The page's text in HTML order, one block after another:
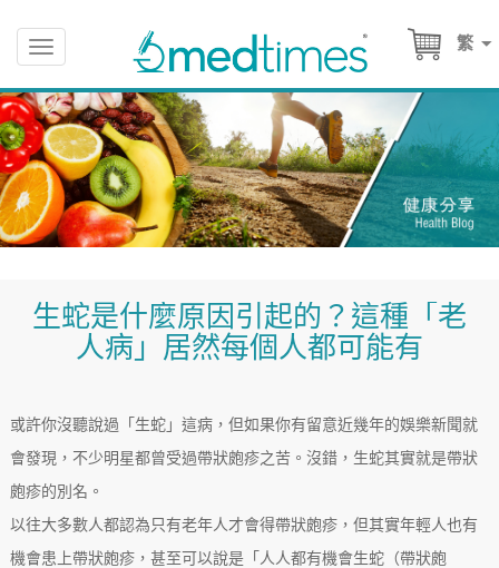
繁
Toggle
navigation
生蛇是什麼原因引起的？這種「老
人病」居然每個人都可能有
或許你沒聽說過「生蛇」這病，但如果你有留意近幾年的娛樂新聞就
會發現，不少明星都曾受過帶狀皰疹之苦。沒錯，生蛇其實就是帶狀
皰疹的別名。
以往大多數人都認為只有老年人才會得帶狀皰疹，但其實年輕人也有
機會患上帶狀皰疹，甚至可以說是「人人都有機會生蛇（帶狀皰